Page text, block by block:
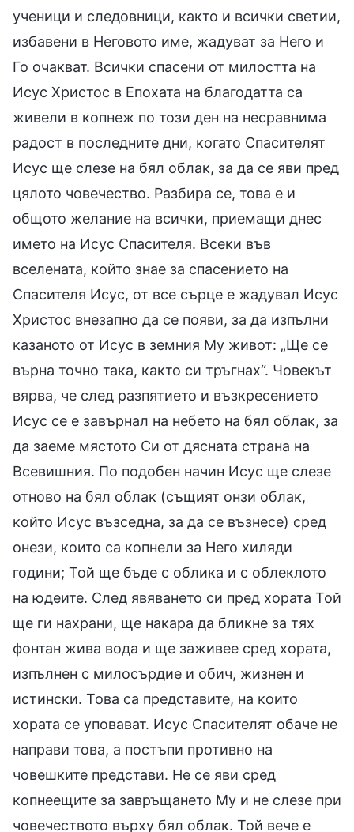
ученици и следовници, както и всички светии,
избавени в Неговото име, жадуват за Него и
Го очакват. Всички спасени от милостта на
Исус Христос в Епохата на благодатта са
живели в копнеж по този ден на несравнима
радост в последните дни, когато Спасителят
Исус ще слезе на бял облак, за да се яви пред
цялото човечество. Разбира се, това е и
общото желание на всички, приемащи днес
името на Исус Спасителя. Всеки във
вселената, който знае за спасението на
Спасителя Исус, от все сърце е жадувал Исус
Христос внезапно да се появи, за да изпълни
казаното от Исус в земния Му живот: „Ще се
върна точно така, както си тръгнах“. Човекът
вярва, че след разпятието и възкресението
Исус се е завърнал на небето на бял облак, за
да заеме мястото Си от дясната страна на
Всевишния. По подобен начин Исус ще слезе
отново на бял облак (същият онзи облак,
който Исус възседна, за да се възнесе) сред
онези, които са копнели за Него хиляди
години; Той ще бъде с облика и с облеклото
на юдеите. След явяването си пред хората Той
ще ги нахрани, ще накара да бликне за тях
фонтан жива вода и ще заживее сред хората,
изпълнен с милосърдие и обич, жизнен и
истински. Това са представите, на които
хората се уповават. Исус Спасителят обаче не
направи това, а постъпи противно на
човешките представи. Не се яви сред
копнеещите за завръщането Му и не слезе при
човечеството върху бял облак. Той вече е